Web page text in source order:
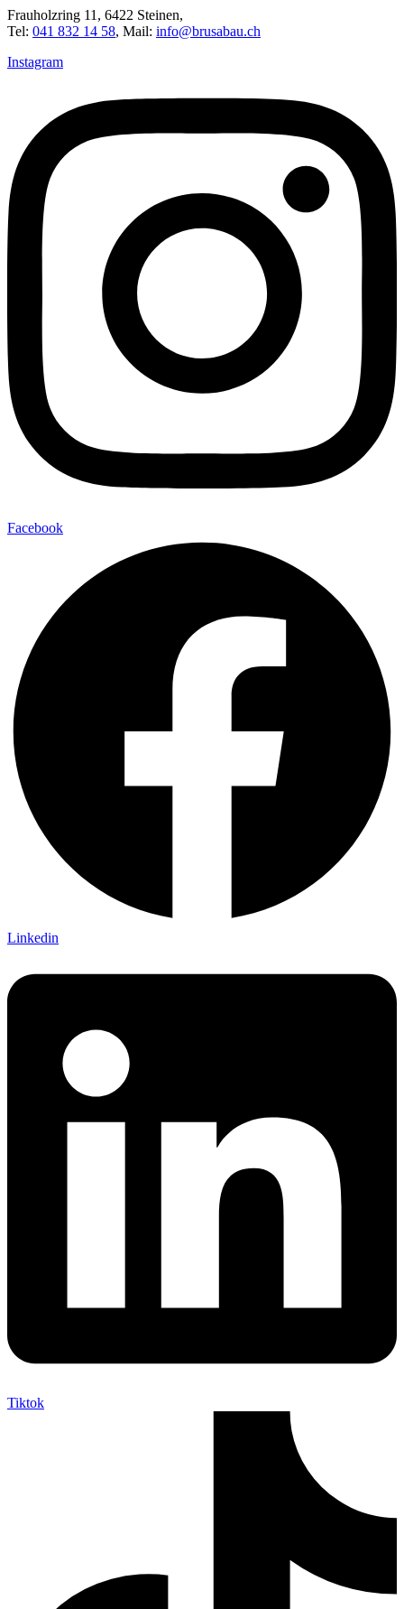
Frauholzring 11, 6422 Steinen,
Tel: 041 832 14 58, Mail: info@brusabau.ch
Instagram
Facebook
Linkedin
Tiktok